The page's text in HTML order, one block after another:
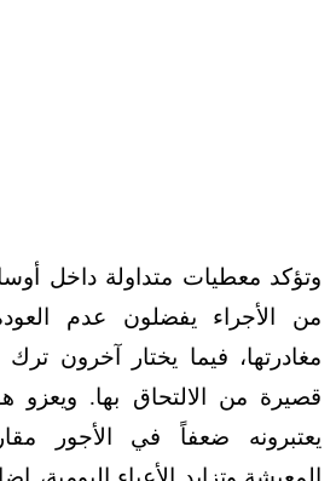
وتؤكد معطيات متداولة داخل
من الأجراء يفضلون عدم
مغادرتها، فيما يختار آخرون
قصيرة من الالتحاق بها. ويعزو
يعتبرونه ضعفاً في الأجور